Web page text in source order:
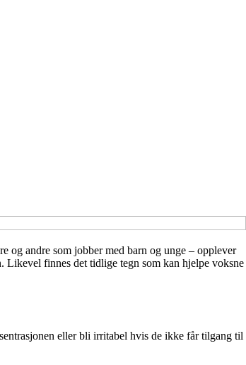
og andre som jobber med barn og unge – opplever
Likevel finnes det tidlige tegn som kan hjelpe voksne
eller bli irritabel hvis de ikke får tilgang til